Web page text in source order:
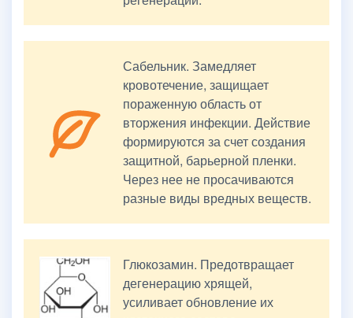
Сабельник. Замедляет
кровотечение, защищает
пораженную область от
вторжения инфекции. Действие
формируются за счет создания
защитной, барьерной пленки.
Через нее не просачиваются
разные виды вредных веществ.
Глюкозамин. Предотвращает
дегенерацию хрящей,
усиливает обновление их